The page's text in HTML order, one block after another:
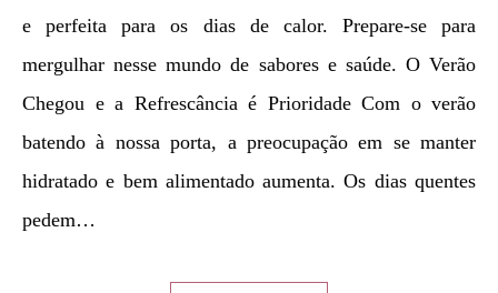
e perfeita para os dias de calor. Prepare-se para
mergulhar nesse mundo de sabores e saúde. O Verão
Chegou e a Refrescância é Prioridade Com o verão
batendo à nossa porta, a preocupação em se manter
hidratado e bem alimentado aumenta. Os dias quentes
pedem…